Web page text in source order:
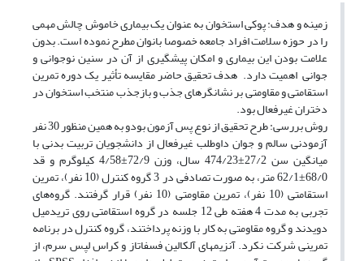
زمینه و هدف: پوکی استخوان به عنوان یک بیماری خاموش چالش مهمی
را در حوزه سلامت افراد جامعه خصوصا بانوان مطرح نموده است. بدون
علامت بودن این بیماری و امکان پیشگیری از آن در سنین نوجوانی و
جوانی اهمیت دارد. هدف تحقیق حاضر مقایسه تأثیر یک دوره تمرین
استقامتی و مقاومتی بر نشانگرهای جذب و باز‌جذب منتخب استخوان در
دختران غیرفعال بود.
روش بررسی: طرح تحقیق از نوع پس آزمون بودو به همین منظور 30 نفر
آزمودنی سالم و جوان داوطلب غیرفعال از دانشجویان تربیت بدنی با
میانگین سن 27/2±474/23 سال، وزن 72/9±4/58 کیلوگرم و قد
68/0±62/1 متر، به صورت تصادفی در 3 گروه کنترل (10 نفر)، تمرین
استقامتی (10 نفر)، تمرین مقاومتی (10 نفر) قرار گرفتند. گروه‌های
تجربی به مدت 4 هفته طی 12 جلسه در گروه استقامتی روی تریدمیل
دویدند و گروه مقاومتی به کار با وزنه پرداختند، گروه کنترل در برنامه
تمرینی شرکت نکرد. آنزیم­های آلکالین فسفاتاز و کراس لپس سرم، از